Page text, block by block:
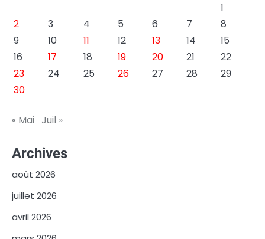
1
2
3 4 5 6 7
8
9
10 11 12 13 14
15
16
17 18 19 20 21
22
23
24 25 26 27 28
29
30
« Mai Juil »
Archives
août 2026
juillet 2026
avril 2026